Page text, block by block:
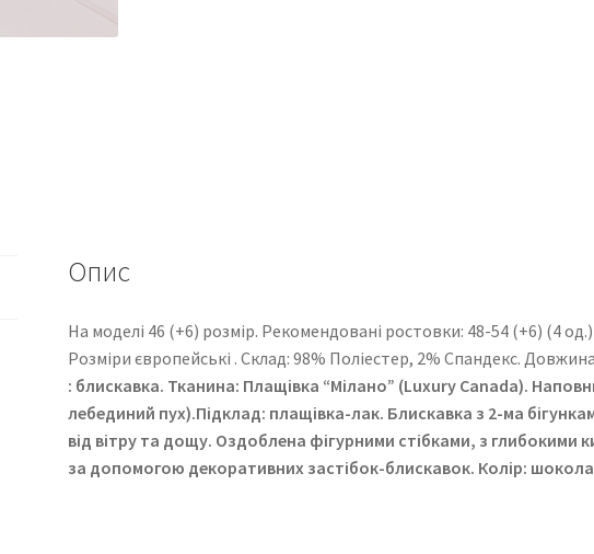
Опис
На моделі 46 (+6) розмір. Рекомендовані ростовки: 48-54 (+6) (4
Розміри європейські . Cклад: 98% Поліестер, 2% Спандекс.
: блискавка. Тканина: Плащівка “Мілано” (Luxury Canada).
лебединий пух).Підклад: плащівка-лак. Блискавка з 2-ма
від вітру та дощу. Оздоблена фігурними стібками, з глибокими
за допомогою декоративних застібок-блискавок. Колір: